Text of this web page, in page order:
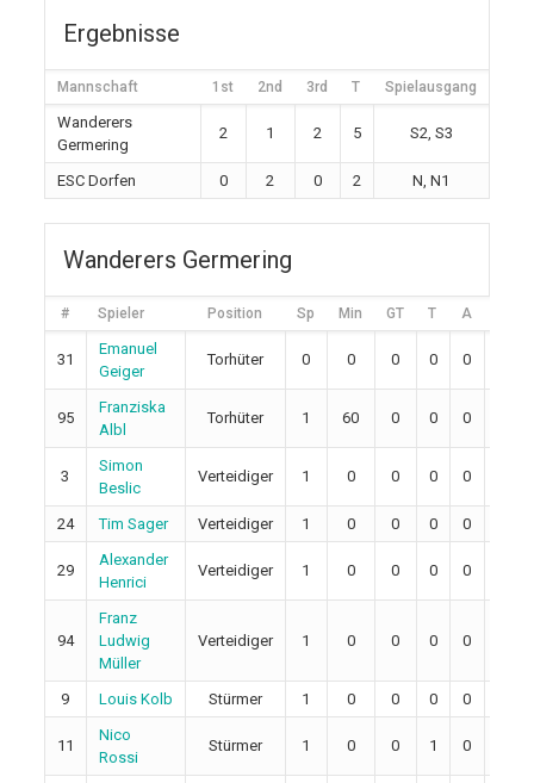
Ergebnisse
Mannschaft 1st 2nd 3rd T Spielausgang
Wanderers
Germering
2 1 2 5 S2, S3
ESC Dorfen 0 2 0 2 N, N1
Wanderers Germering
# Spieler Position Sp Min GT T A
31
Emanuel
Geiger
Torhüter 0 0 0 0 0
95
Franziska
Albl
Torhüter 1 60 0 0 0
3
Simon
Beslic
Verteidiger 1 0 0 0 0
24 Tim Sager Verteidiger 1 0 0 0 0
29
Alexander
Henrici
Verteidiger 1 0 0 0 0
94
Franz
Ludwig
Müller
Verteidiger 1 0 0 0 0
9 Louis Kolb Stürmer 1 0 0 0 0
11
Nico
Rossi
Stürmer 1 0 0 1 0